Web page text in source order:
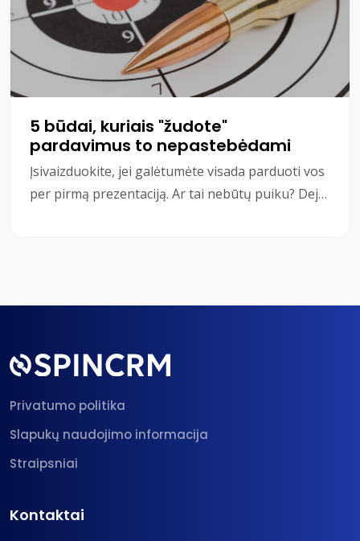
5 būdai, kuriais "žudote"
pardavimus to nepastebėdami
Įsivaizduokite, jei galėtumėte visada parduoti vos
per pirmą prezentaciją. Ar tai nebūtų puiku? Deja,
Privatumo politika
Slapukų naudojimo informacija
Straipsniai
Kontaktai